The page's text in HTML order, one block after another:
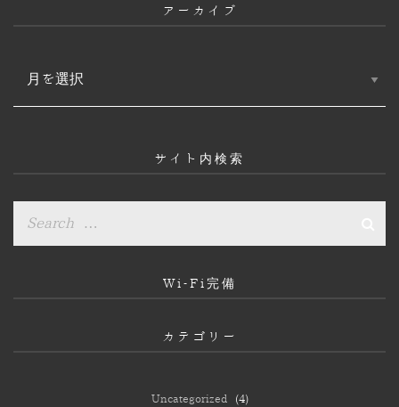
アーカイブ
カ
サイト内検索
Wi-Fi完備
カテゴリー
Uncategorized(4)